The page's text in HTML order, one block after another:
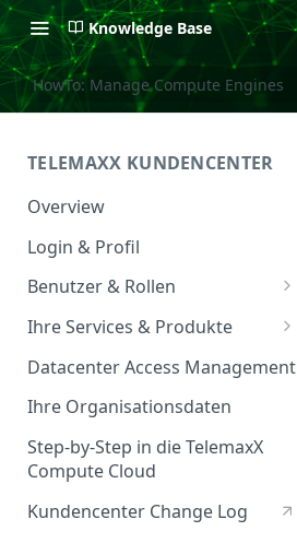
Knowledge Base
HowTo: Manage Compute Engines
TELEMAXX KUNDENCENTER
Overview
Login & Profil
Benutzer & Rollen
Benutzer verwalten
Rollen & Rechte
Ihre Services & Produkte
Services Overview
Service Management
Service & Vertrag
Ansprechpartner &
Berechtigte Personen
Datacenter Access Management
Ihre Organisationsdaten
Step-by-Step in die TelemaxX
Compute Cloud
Kundencenter Change Log